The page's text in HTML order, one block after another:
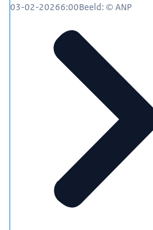
03-02-20266:00Beeld: © ANP